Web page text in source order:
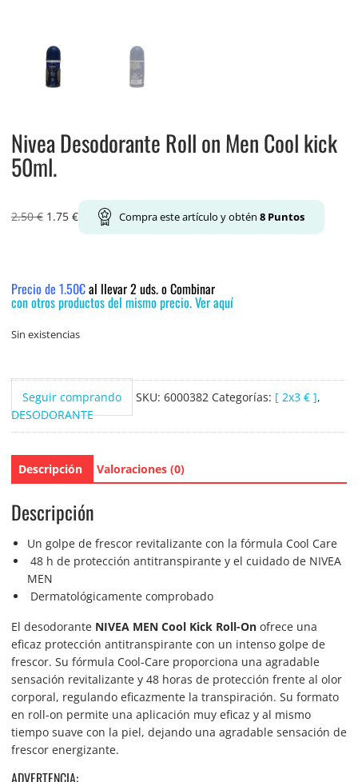
Nivea Desodorante Roll on Men Cool kick
50ml.
2.50€ 1.75 € Compra este artículo y obtén 8Puntos
Precio de 1.50€al llevar 2 uds. o Combinar
con otros productos del mismo precio. Ver aquí
Sin existencias
Seguir comprando SKU: 6000382 Categorías: [ 2x3 € ],
DESODORANTE
Descripción Valoraciones (0)
Descripción
Un golpe de frescor revitalizante con la fórmula Cool Care
48 h de protección antitranspirante y el cuidado de NIVEA
MEN
Dermatológicamente comprobado
El desodorante NIVEA MEN Cool Kick Roll-Onofrece una
eficaz protección antitranspirante con un intenso golpe de
frescor. Su fórmula Cool-Care proporciona una agradable
sensación revitalizante y 48 horas de protección frente al olor
corporal, regulando eficazmente la transpiración. Su formato
en roll-on permite una aplicación muy eficaz y al mismo
tiempo suave con la piel, dejando una agradable sensación de
frescor energizante.
ADVERTENCIA: